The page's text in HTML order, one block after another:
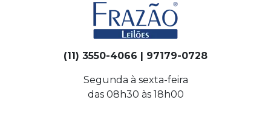
(11) 3550-4066 | 97179-0728
Segunda à sexta-feira
das 08h30 às 18h00